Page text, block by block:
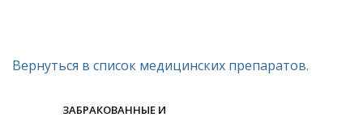
Вернуться в список медицинских препаратов.
ЗАБРАКОВАННЫЕ И